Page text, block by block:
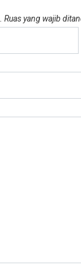
Ruas yang wajib